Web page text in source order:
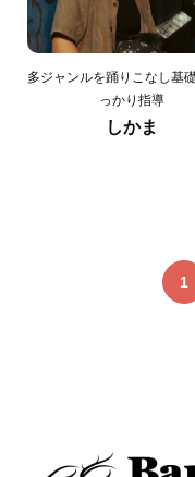
多ジャンルを踊りこなし基
っかり指導
しかま
1